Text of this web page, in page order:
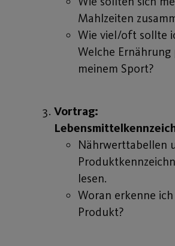
Mahlzeiten
Wie viel/oft sollte
Welche Ernährung
meinem Sport?
Vortrag:
Nährwerttabellen
lesen.
Woran erkenne ich
Produkt?